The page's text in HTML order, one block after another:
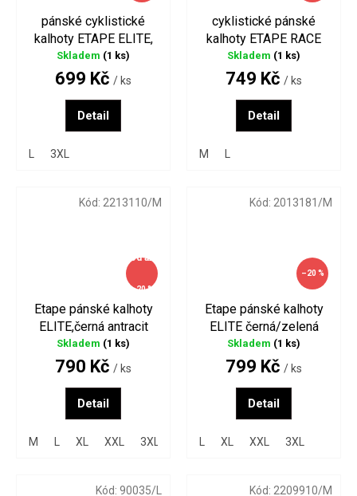
pánské cyklistické
kalhoty ETAPE ELITE,
černá/modrá
Skladem (1 ks)
699 Kč / ks
Detail
3XL
cyklistické pánské
kalhoty ETAPE RACE
LACL černé
Skladem (1 ks)
749 Kč / ks
Detail
M
odaž
–20 %
Etape pánské kalhoty
ELITE,černá antracit
Skladem (1 ks)
790 Kč / ks
Detail
M L XL XXL 3XL
Kód: 2213110/M
–20 %
Etape pánské kalhoty
ELITE černá/zelená
Skladem (1 ks)
799 Kč / ks
Detail
L XL XXL 3XL
Kód: 2013181/M
Kód: 90035/L Kód: 2209910/M